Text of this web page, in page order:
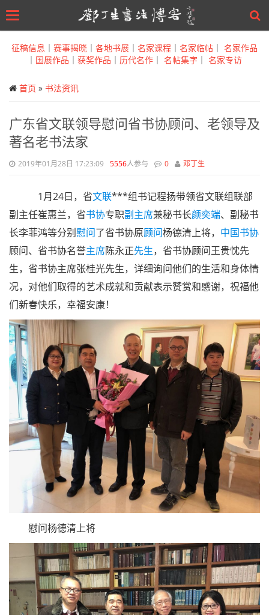
to
Toggle
征稿信息 ｜ 赛事揭晓 ｜ 各地书展 ｜ 名家课程 ｜ 名家临帖 ｜ 名家作品
｜ 国展作品 ｜ 获奖作品 ｜ 历代名作 ｜ 名帖集字 ｜ 名家专访
首页 » 书法资讯
广东省文联领导慰问省书协顾问、老领导及
著名老书法家
2019年01月28日 17:23:09 5556人参与 0 邓丁生
1月24日，省文联***组书记程扬带领省文联组联部
副主任崔惠兰，省书协专职副主席兼秘书长颜奕端、副秘书
长李菲鸿等分别慰问了省书协原顾问杨德清上将， 中国书协
顾问、省书协名誉主席陈永正先生，省书协顾问王贵忱先
生，省书协主席张桂光先生，详细询问他们的生活和身体情
况，对他们取得的艺术成就和贡献表示赞赏和感谢，祝福他
们新春快乐，幸福安康！
慰问杨德清上将